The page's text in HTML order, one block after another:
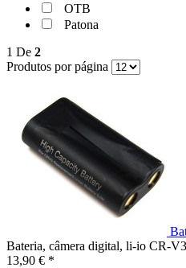
OTB
Patona
1 De 2
Produtos por página
Bateria, câmera digital, li-io CR-V3
13,90 € *